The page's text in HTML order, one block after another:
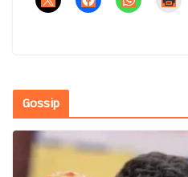
Gossip